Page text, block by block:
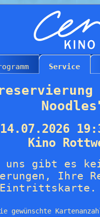
Service
Kino
uns gibt es
Ihre
gewünschte